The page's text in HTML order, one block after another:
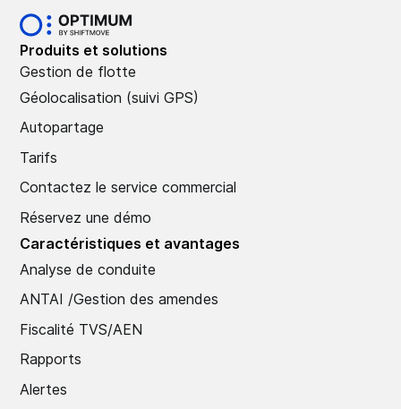
Produits et solutions
Gestion de flotte
Géolocalisation (suivi GPS)
Autopartage
Tarifs
Contactez le service commercial
Réservez une démo
Caractéristiques et avantages
Analyse de conduite
ANTAI /Gestion des amendes
Fiscalité TVS/AEN
Rapports
Alertes